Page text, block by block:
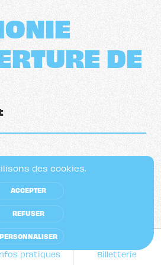
pratiques Billetterie
DE
des cookies.
PERSONNALISER
REFUSER
ACCEPTER